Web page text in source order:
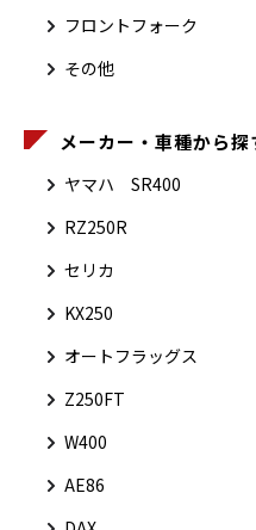
フロントフォーク
その他
メーカー・車種から探
ヤマハ SR400
RZ250R
セリカ
KX250
オートフラッグス
Z250FT
W400
AE86